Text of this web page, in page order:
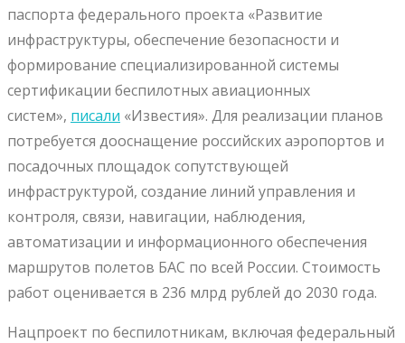
паспорта федерального проекта «Развитие
инфраструктуры, обеспечение безопасности и
формирование специализированной системы
сертификации беспилотных авиационных
систем», писали «Известия». Для реализации планов
потребуется дооснащение российских аэропортов и
посадочных площадок сопутствующей
инфраструктурой, создание линий управления и
контроля, связи, навигации, наблюдения,
автоматизации и информационного обеспечения
маршрутов полетов БАС по всей России. Стоимость
работ оценивается в 236 млрд рублей до 2030 года.
Нацпроект по беспилотникам, включая федеральный